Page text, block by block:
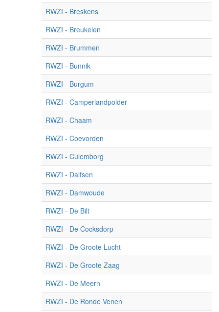
RWZI - Breskens
RWZI - Breukelen
RWZI - Brummen
RWZI - Bunnik
RWZI - Burgum
RWZI - Camperlandpolder
RWZI - Chaam
RWZI - Coevorden
RWZI - Culemborg
RWZI - Dalfsen
RWZI - Damwoude
RWZI - De Bilt
RWZI - De Cocksdorp
RWZI - De Groote Lucht
RWZI - De Groote Zaag
RWZI - De Meern
RWZI - De Ronde Venen